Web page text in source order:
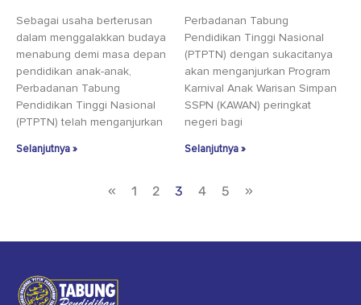
Sebagai usaha berterusan
dalam menggalakkan budaya
menabung demi masa depan
pendidikan anak-anak,
Perbadanan Tabung
Pendidikan Tinggi Nasional
(PTPTN) telah menganjurkan
Selanjutnya »
Perbadanan Tabung
Pendidikan Tinggi Nasional
(PTPTN) dengan sukacitanya
akan menganjurkan Program
Karnival Anak Warisan Simpan
SSPN (KAWAN) peringkat
negeri bagi
Selanjutnya »
« 1 2 3 4 5 »